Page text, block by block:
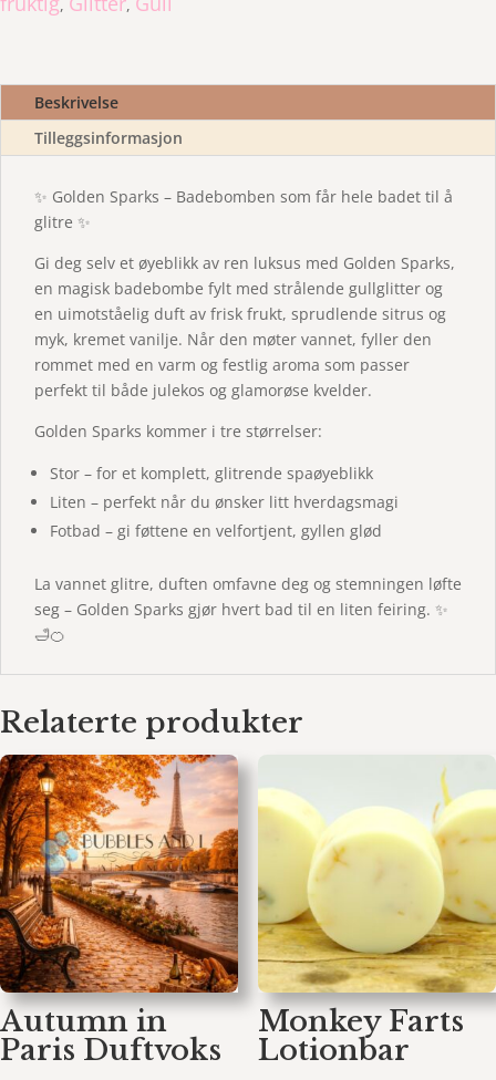
, ,
Beskrivelse
Tilleggsinformasjon
✨ Golden Sparks – Badebomben som får hele badet til å
glitre ✨
Gi deg selv et øyeblikk av ren luksus med Golden Sparks,
en magisk badebombe fylt med strålende gullglitter og
en uimotståelig duft av frisk frukt, sprudlende sitrus og
myk, kremet vanilje. Når den møter vannet, fyller den
rommet med en varm og festlig aroma som passer
perfekt til både julekos og glamorøse kvelder.
Golden Sparks kommer i tre størrelser:
Stor – for et komplett, glitrende spaøyeblikk
Liten – perfekt når du ønsker litt hverdagsmagi
Fotbad – gi føttene en velfortjent, gyllen glød
La vannet glitre, duften omfavne deg og stemningen løfte
seg – Golden Sparks gjør hvert bad til en liten feiring. ✨
🛁🍊
Relaterte produkter
Autumn in
Paris Duftvoks
Monkey Farts
Lotionbar